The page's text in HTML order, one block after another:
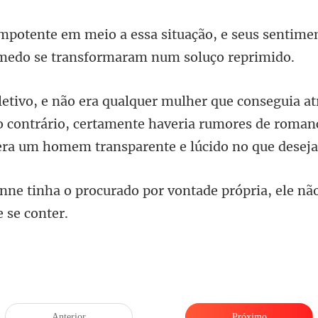
ção, e seus
contrário, certamente haveria rumores de
por vontade própria, ele